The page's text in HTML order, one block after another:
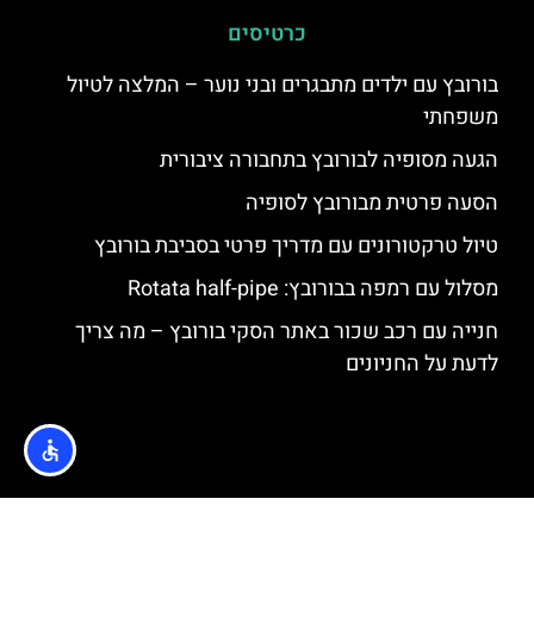
כרטיסים
בורובץ עם ילדים מתבגרים ובני נוער – המלצה לטיול
משפחתי
הגעה מסופיה לבורובץ בתחבורה ציבורית
הסעה פרטית מבורובץ לסופיה
טיול טרקטורונים עם מדריך פרטי בסביבת בורובץ
מסלול עם רמפה בבורובץ: Rotata half-pipe
חנייה עם רכב שכור באתר הסקי בורובץ – מה צריך
לדעת על החניונים